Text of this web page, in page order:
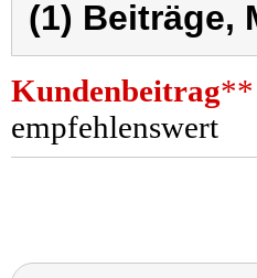
(1) Beiträge,
Kundenbeitrag**
empfehlenswert